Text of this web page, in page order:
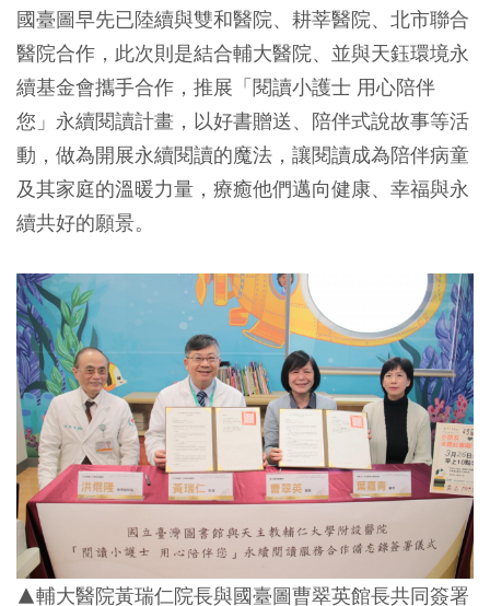
國臺圖早先已陸續與雙和醫院、耕莘醫院、北市聯合
醫院合作，此次則是結合輔大醫院、並與天鈺環境永
續基金會攜手合作，推展「閱讀小護士 用心陪伴
您」永續閱讀計畫，以好書贈送、陪伴式說故事等活
動，做為開展永續閱讀的魔法，讓閱讀成為陪伴病童
及其家庭的溫暖力量，療癒他們邁向健康、幸福與永
續共好的願景。
▲輔大醫院黃瑞仁院長與國臺圖曹翠英館長共同簽署